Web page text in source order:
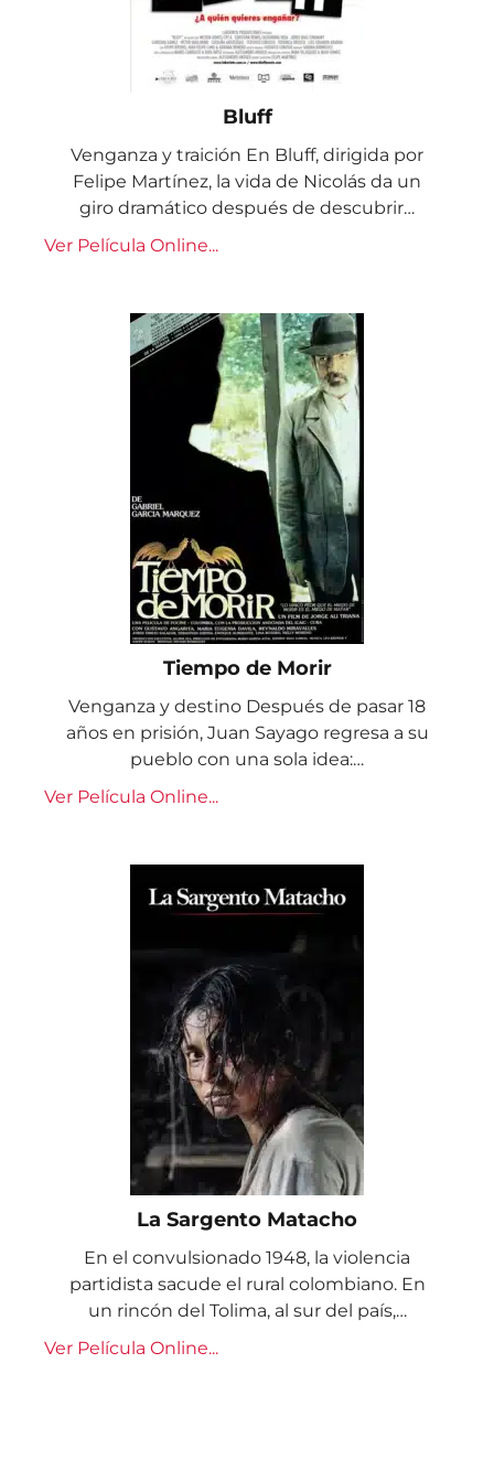
Bluff
Venganza y traición En Bluff, dirigida por
Felipe Martínez, la vida de Nicolás da un
giro dramático después de descubrir…
Ver Película Online...
Tiempo de Morir
Venganza y destino Después de pasar 18
años en prisión, Juan Sayago regresa a su
pueblo con una sola idea:…
Ver Película Online...
La Sargento Matacho
En el convulsionado 1948, la violencia
partidista sacude el rural colombiano. En
un rincón del Tolima, al sur del país,…
Ver Película Online...